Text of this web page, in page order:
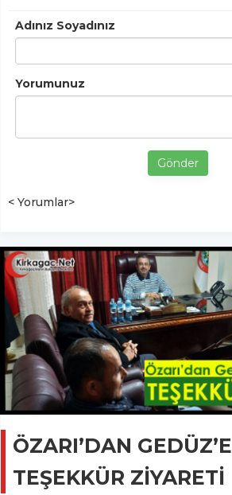
Adınız Soyadınız
Yorumunuz
Gönder
< Yorumlar>
ÖZARI’DAN GEDÜZ’E
TEŞEKKÜR ZİYARETİ